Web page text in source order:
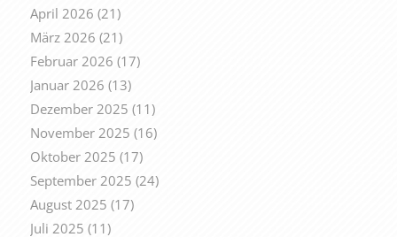
April 2026 (21)
März 2026 (21)
Februar 2026 (17)
Januar 2026 (13)
Dezember 2025 (11)
November 2025 (16)
Oktober 2025 (17)
September 2025 (24)
August 2025 (17)
Juli 2025 (11)